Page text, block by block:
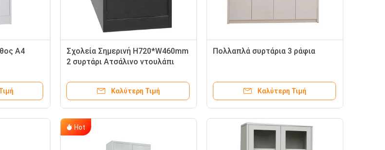
Α4
Σχολεία Σημερινή H720*W460mm
2 συρτάρι Ατσάλινο ντουλάπι
Καλύτερη Τιμή
Πολλαπλά συρτάρια 3 ράφια
Καλύτερη Τιμή
Hot